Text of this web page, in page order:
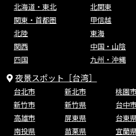
北海道・東北
北関東
関東・首都圏
甲信越
北陸
東海
関西
中国・山陰
四国
九州・沖縄
夜景スポット［台湾］
台北市 新北市 桃園市
新竹市
新竹県 台中市
高雄市
屏東県 台東
南投県
苗栗県 宜蘭